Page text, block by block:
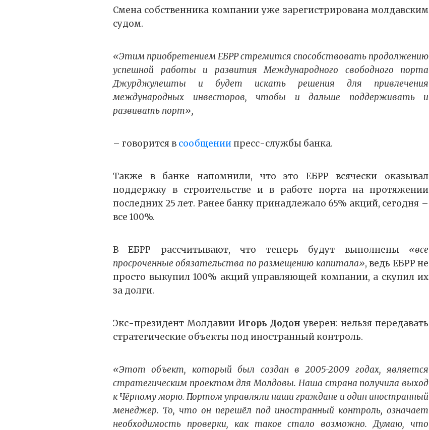
Смена собственника компании уже зарегистрирована молдавским
судом.
«Этим приобретением ЕБРР стремится способствовать продолжению
успешной работы и развития Международного свободного порта
Джурджулешты и будет искать решения для привлечения
международных инвесторов, чтобы и дальше поддерживать и
развивать порт»,
– говорится в сообщениипресс-службы банка.
Также в банке напомнили, что это ЕБРР всячески оказывал
поддержку в строительстве и в работе порта на протяжении
последних 25 лет. Ранее банку принадлежало 65% акций, сегодня –
все 100%.
В ЕБРР рассчитывают, что теперь будут выполнены «все
просроченные обязательства по размещению капитала», ведь ЕБРР не
просто выкупил 100% акций управляющей компании, а скупил их
за долги.
Экс-президент Молдавии Игорь Додон уверен: нельзя передавать
стратегические объекты под иностранный контроль.
«Этот объект, который был создан в 2005-2009 годах, является
стратегическим проектом для Молдовы. Наша страна получила выход
к Чёрному морю. Портом управляли наши граждане и один иностранный
менеджер. То, что он перешёл под иностранный контроль, означает
необходимость проверки, как такое стало возможно. Думаю, что